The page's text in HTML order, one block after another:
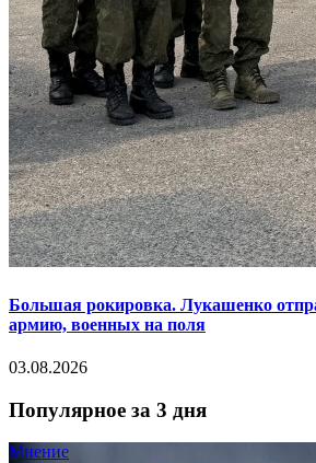
Большая рокировка. Лукашенко
армию, военных на поля
03.08.2026
Популярное за 3 дня
Мнение